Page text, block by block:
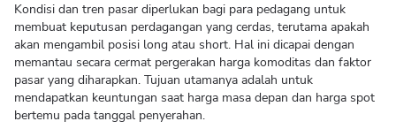
Kondisi dan tren pasar diperlukan bagi para pedagang untuk
membuat keputusan perdagangan yang cerdas, terutama apakah
akan mengambil posisi long atau short. Hal ini dicapai dengan
memantau secara cermat pergerakan harga komoditas dan faktor
pasar yang diharapkan. Tujuan utamanya adalah untuk
mendapatkan keuntungan saat harga masa depan dan harga spot
bertemu pada tanggal penyerahan.